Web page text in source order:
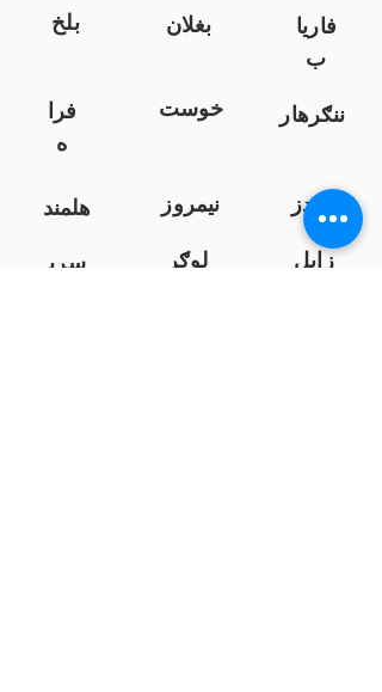
بلخ
بغلان
فاریا
ب
فرا
ه
خوست ننګرهار
هلمند نیمروز
کندز
سرپ
لوګر زابل